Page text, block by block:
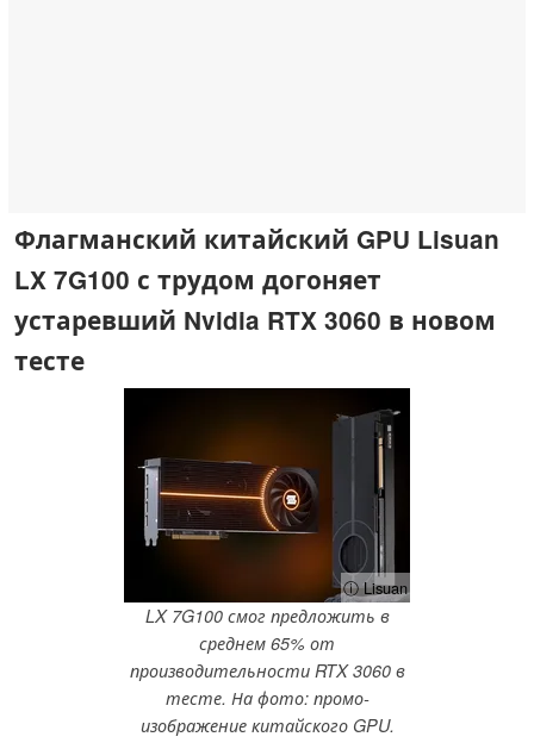
Флагманский китайский GPU Lisuan
LX 7G100 с трудом догоняет
устаревший Nvidia RTX 3060 в новом
тесте
ⓘ Lisuan
LX 7G100 смог предложить в
среднем 65% от
производительности RTX 3060 в
тесте. На фото: промо-
изображение китайского GPU.